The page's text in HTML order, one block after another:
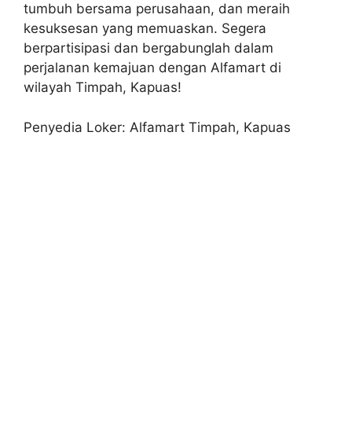
tumbuh bersama perusahaan, dan meraih
kesuksesan yang memuaskan. Segera
berpartisipasi dan bergabunglah dalam
perjalanan kemajuan dengan Alfamart di
wilayah Timpah, Kapuas!
Penyedia Loker: Alfamart Timpah, Kapuas